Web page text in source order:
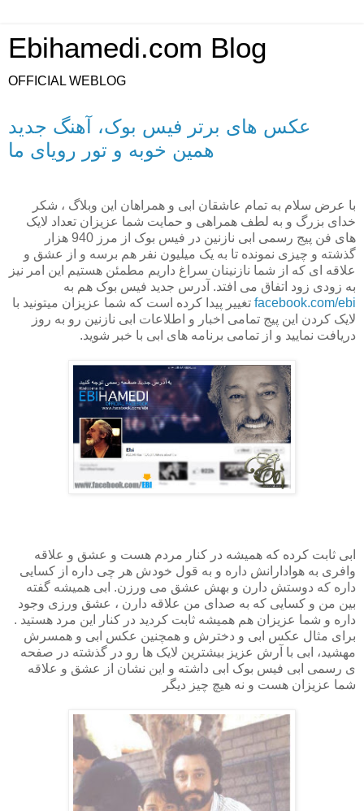
Ebihamedi.com Blog
OFFICIAL WEBLOG
عکس های برتر فیس بوک، آهنگ جدید
همین خوبه و تور رویای ما
با عرض سلام به تمام عاشقان ابی و همراهان این وبلاگ ، شکر
خدای بزرگ و به لطف همراهی و حمایت شما عزیزان تعداد لایک
های فن پیج رسمی ابی نازنین در فیس بوک از مرز 940 هزار
گذشته و چیزی نمونده تا به یک میلیون نفر هم برسه و از عشق و
علاقه ای که از شما نازنینان سراغ داریم مطمئن هستیم این امر نیز
به زودی زود اتفاق می افتد. آدرس جدید فیس بوک هم به
facebook.com/ebi تغییر پیدا کرده است که شما عزیزان میتونید با
لایک کردن این پیج تمامی اخبار و اطلاعات ابی نازنین رو به روز
دریافت نمایید و از تمامی برنامه های ابی با خبر شوید.
ابی ثابت کرده که همیشه در کنار مردم هست و عشق و علاقه
وافری به هوادارانش داره و به قول خودش هر چی داره از کسایی
داره که دوستش دارن و بهش عشق می ورزن. ابی همیشه گفته
بین من و کسایی که به صدای من علاقه دارن ، عشق ورزی وجود
داره و شما عزیزان هم همیشه ثابت کردید در کنار این مرد هستید .
برای مثال عکس ابی و دخترش و همچنین عکس ابی و همسرش
مهشید، ابی با آرش عزیز بیشترین لایک ها رو در گذشته در صفحه
ی رسمی ابی فیس بوک ابی داشته و این نشان از عشق و علاقه
شما عزیزان هست و نه هیچ چیز دیگر